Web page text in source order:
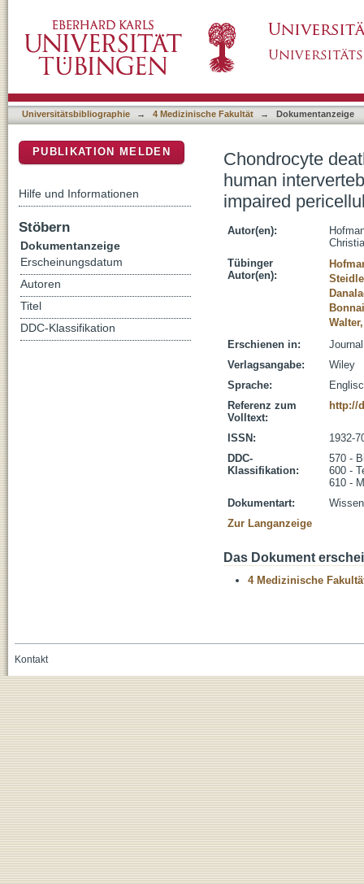
is associated with a structurally impaired
Universitätsbibliographie → 4 Medizinische Fakultät → Dokumentanzeige
Chondrocyte
human
impaired
Autor(en):
Tübinger
Autor(en):
Erschienen in:
Verlagsangabe:
Wiley
Sprache:
Referenz zum
Volltext:
http://
ISSN:
1932-
DDC-
Klassifikation:
570 -
600 -
610 -
Dokumentart:
Zur Langanzeige
Das Dokument
4 Medizinische
PUBLIKATION MELDEN
Hilfe und Informationen
Stöbern
Dokumentanzeige
Erscheinungsdatum
Autoren
Titel
DDC-Klassifikation
Kontakt